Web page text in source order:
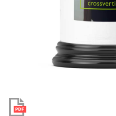
PDF